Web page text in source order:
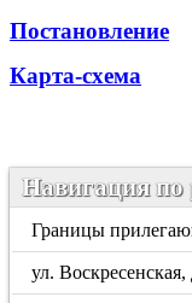
Постановление
Карта-схема
Навигация по
Границы
ул.